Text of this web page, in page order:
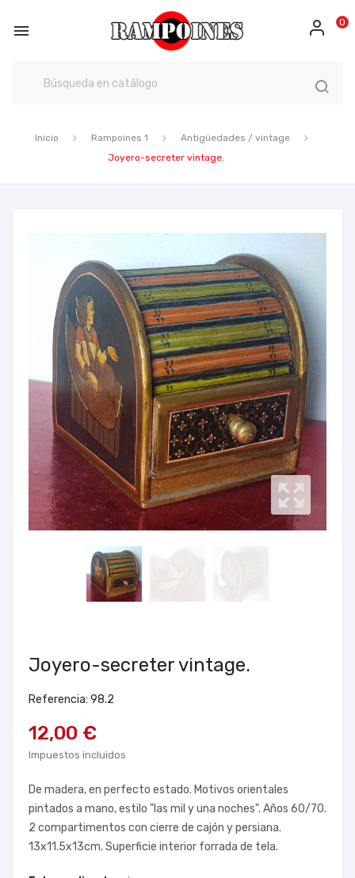
 0
Inicio Rampoines 1
Antigüedades / vintage
Joyero-secreter vintage.
Joyero-secreter vintage.
Referencia: 98.2
12,00 €
Impuestos incluidos
De madera, en perfecto estado. Motivos orientales
pintados a mano, estilo "las mil y una noches". Años 60/70.
2 compartimentos con cierre de cajón y persiana.
13x11.5x13cm. Superficie interior forrada de tela.